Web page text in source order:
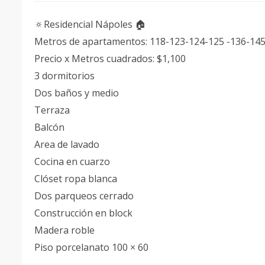
🔅Residencial Nápoles 🏠
Metros de apartamentos: 118-123-124-125 -136-145
Precio x Metros cuadrados: $1,100
3 dormitorios
Dos baños y medio
Terraza
Balcón
Area de lavado
Cocina en cuarzo
Clóset ropa blanca
Dos parqueos cerrado
Construcción en block
Madera roble
Piso porcelanato 100 × 60